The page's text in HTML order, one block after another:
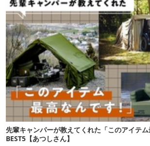
先輩キャンパーが教えてくれた「このアイテム
BEST5【あつしさん】